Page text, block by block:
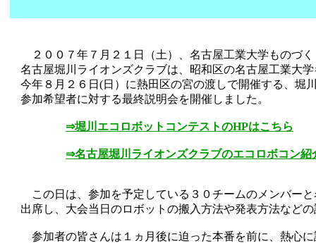
２００７年７月２１日（土）、名古屋工業大学ものづ
名古屋堀川ライオンズクラブは、昭和区の名古屋工業大
今年８月２６日(日）に熱田区の宮の渡しで開催する、堀
参加希望者に対する最終説明会を開催しました。
⇒堀川エコロボットコンテストのHPはこちら
⇒名古屋堀川ライオンズクラブのエコロボコン
この日は、参加を予定している３０チームのメンバー
出席し、大会当日のロボットの搬入方法や発表方法など
参加者の皆さんは１ヵ月後に迫った本番を前に、熱心